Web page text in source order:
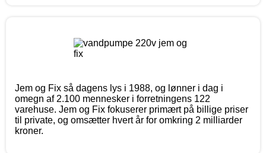
Jem og Fix så dagens lys i 1988, og lønner i dag i
omegn af 2.100 mennesker i forretningens 122
varehuse. Jem og Fix fokuserer primært på billige priser
til private, og omsætter hvert år for omkring 2 milliarder
kroner.